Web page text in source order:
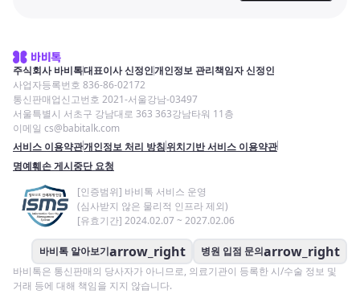
주식회사 바비톡대표이사 신정인개인정보 관리책임자 신정인
사업자등록번호 836-86-02172
통신판매업신고번호 2021-서울강남-03497
서울특별시 서초구 강남대로 363 363강남타워 11층
이메일 cs@babitalk.com
서비스 이용약관개인정보 처리 방침위치기반 서비스 이용약관
명예훼손 게시중단 요청
[인증범위] 바비톡 서비스 운영
(심사받지 않은 물리적 인프라 제외)
[유효기간] 2024.02.07 ~ 2027.02.06
바비톡 알아보기arrow_right 병원 입점 문의arrow_right
바비톡은 통신판매의 당사자가 아니므로, 의료기관이 등록한 시/수술 정보 및
거래 등에 대해 책임을 지지 않습니다.